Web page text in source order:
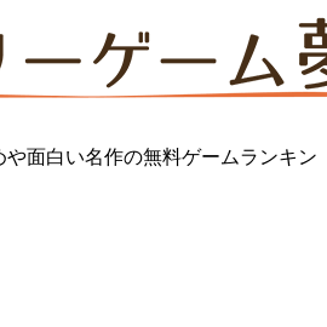
面白い名作の無料ゲームランキン